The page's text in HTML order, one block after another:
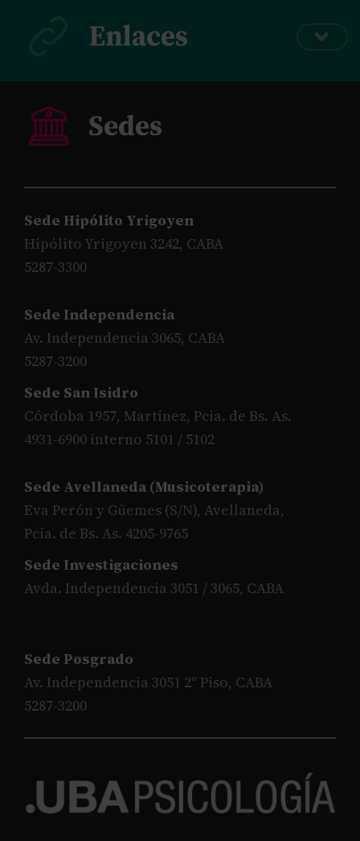
Sede Hipólito Yrigoyen
Hipólito Yrigoyen 3242, CABA
5287-3300
Sede Independencia
Av. Independencia 3065, CABA
5287-3200
Sede San Isidro
Córdoba 1957, Martínez, Pcia. de Bs. As.
4931-6900 interno 5101 / 5102
Sede Avellaneda (Musicoterapia)
Eva Perón y Güemes (S/N), Avellaneda,
Pcia. de Bs. As. 4205-9765
Sede Investigaciones
Avda. Independencia 3051 / 3065, CABA
Sede Posgrado
Av. Independencia 3051 2° Piso, CABA
5287-3200